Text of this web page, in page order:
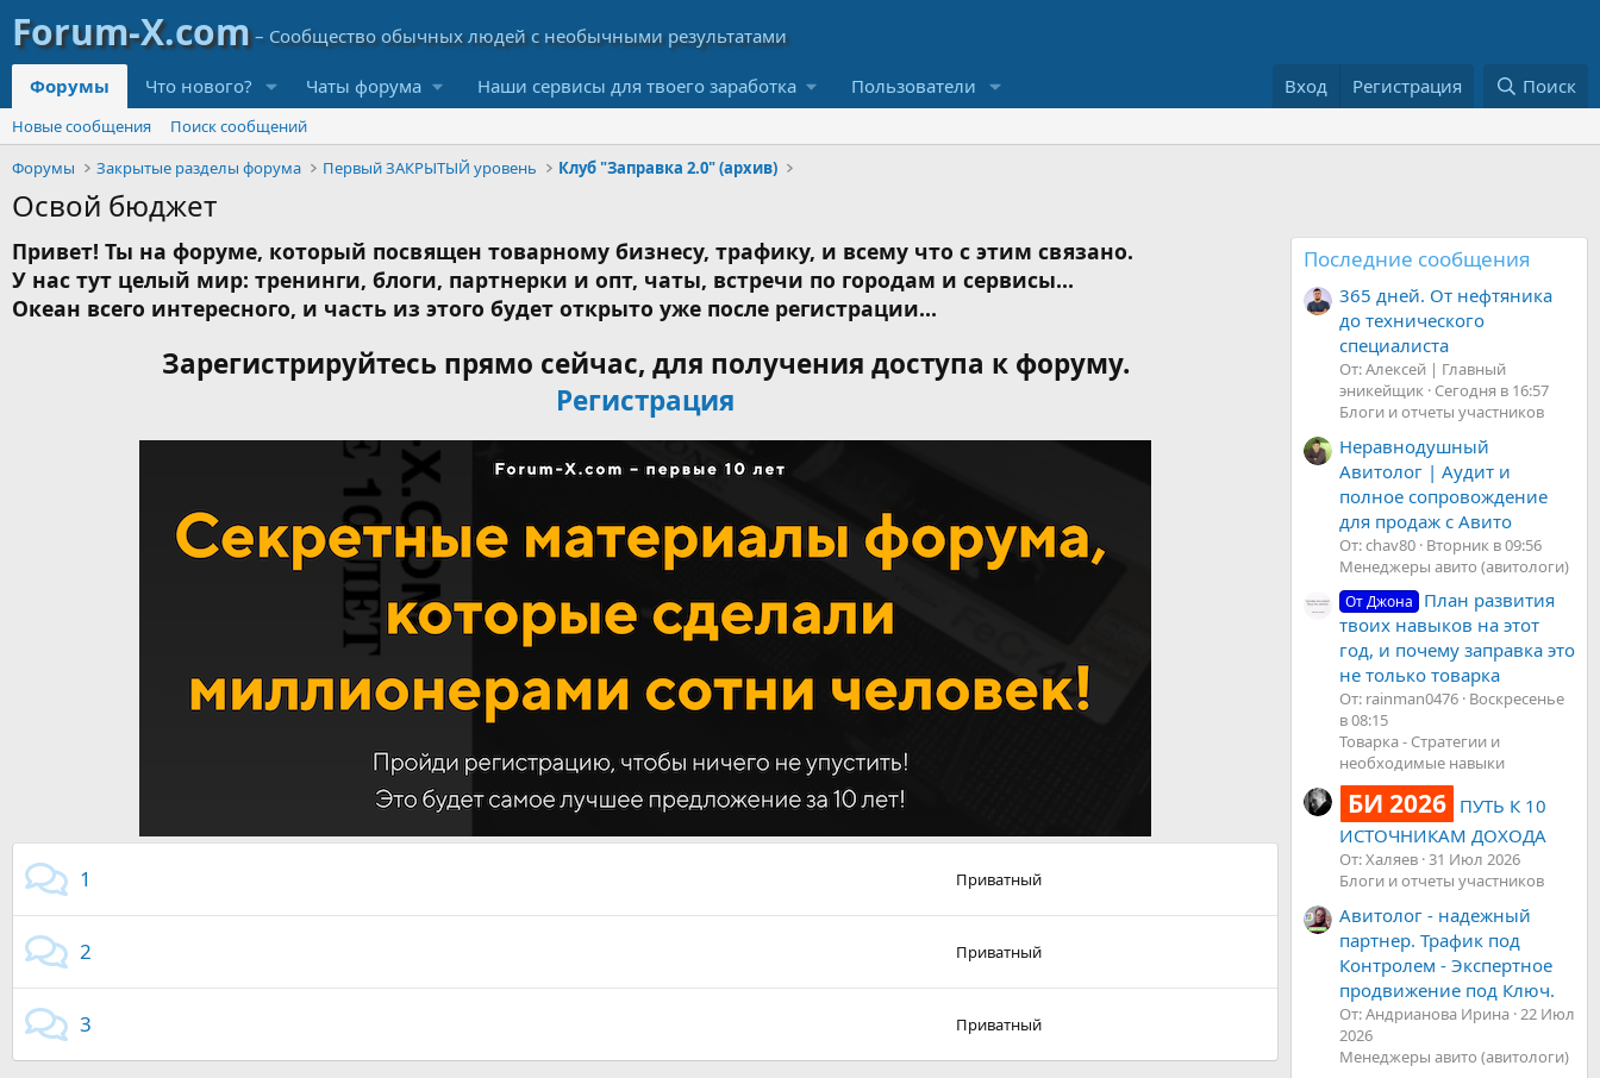
Форумы Что нового? Чаты форума Наши сервисы для твоего заработка Пользователи Вход Регистрация Поиск
Новые сообщения
Поиск сообщений
Форумы
Закрытые разделы форума Первый ЗАКРЫТЫЙ уровень Клуб "Заправка 2.0" (архив)
Освой бюджет
Привет! Ты на форуме, который посвящен товарному бизнесу, трафику, и всему что с этим связано.
У нас тут целый мир: тренинги, блоги, партнерки и опт, чаты, встречи по городам и сервисы...
Океан всего интересного, и часть из этого будет открыто уже после регистрации...
Зарегистрируйтесь прямо сейчас, для получения доступа к форуму.
Регистрация
1 Приватный
2 Приватный
3 Приватный
Последние сообщения
365 дней. От нефтяника
до технического
специалиста
От: Алексей | Главный
эникейщик Сегодня в 16:57
Блоги и отчеты участников
Неравнодушный
Авитолог | Аудит и
полное сопровождение
для продаж с Авито
От: chav80 Вторник в 09:56
Менеджеры авито (авитологи)
От Джона
План развития
твоих навыков на этот
год, и почему заправка это
не только товарка
От: rainman0476 Воскресенье
в 08:15
Товарка - Стратегии и
необходимые навыки
БИ 2026 ПУТЬ К 10
ИСТОЧНИКАМ ДОХОДА
От: Халяев 31 Июл 2026
Блоги и отчеты участников
Авитолог - надежный
партнер. Трафик под
Контролем - Экспертное
продвижение под Ключ.
От: Андрианова Ирина 22 Июл
2026
Менеджеры авито (авитологи)